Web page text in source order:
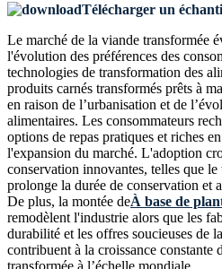
Télécharger un
Le marché de la viande transformée
l'évolution des préférences des
technologies de transformation des
produits carnés transformés prêts à
en raison de l’urbanisation et de
alimentaires. Les consommateurs
options de repas pratiques et riches
l'expansion du marché. L'adoption
conservation innovantes, telles que le
prolonge la durée de conservation et
De plus, la montée deÀ base de
remodèlent l'industrie alors que les
durabilité et les offres soucieuses de
contribuent à la croissance constante